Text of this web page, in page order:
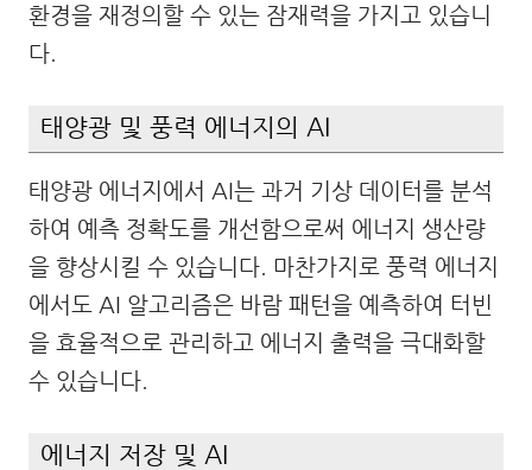
환경을 재정의할 수 있는 잠재력을 가지고 있습니
다.
태양광 및 풍력 에너지의 AI
태양광 에너지에서 AI는 과거 기상 데이터를 분석
하여 예측 정확도를 개선함으로써 에너지 생산량
을 향상시킬 수 있습니다. 마찬가지로 풍력 에너지
에서도 AI 알고리즘은 바람 패턴을 예측하여 터빈
을 효율적으로 관리하고 에너지 출력을 극대화할
수 있습니다.
에너지 저장 및 AI